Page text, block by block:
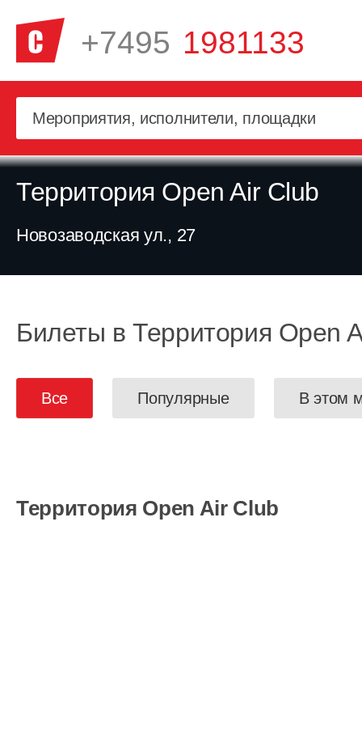
+7495 1981133
Территория Open Air Club
Новозаводская ул., 27
Билеты в Территория Open
Все Популярные В этом
Территория Open Air Club